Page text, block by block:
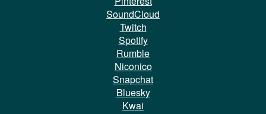
SoundCloud
Twitch
Spotify
Rumble
Niconico
Snapchat
Bluesky
Kwai